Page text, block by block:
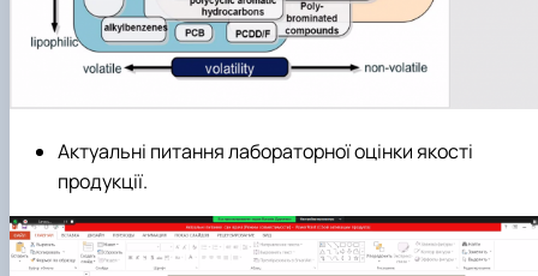
Актуальні питання лабораторної оцінки якості
продукції.